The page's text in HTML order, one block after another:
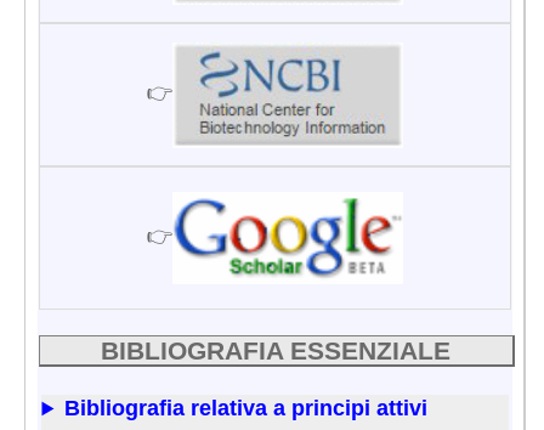
👉
👉
BIBLIOGRAFIA ESSENZIALE
Bibliografia relativa a principi attivi